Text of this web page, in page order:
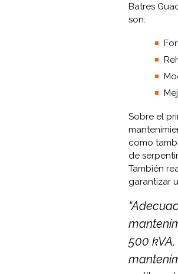
Batres
son:
Sobre el
como
de
También
garantizar
500